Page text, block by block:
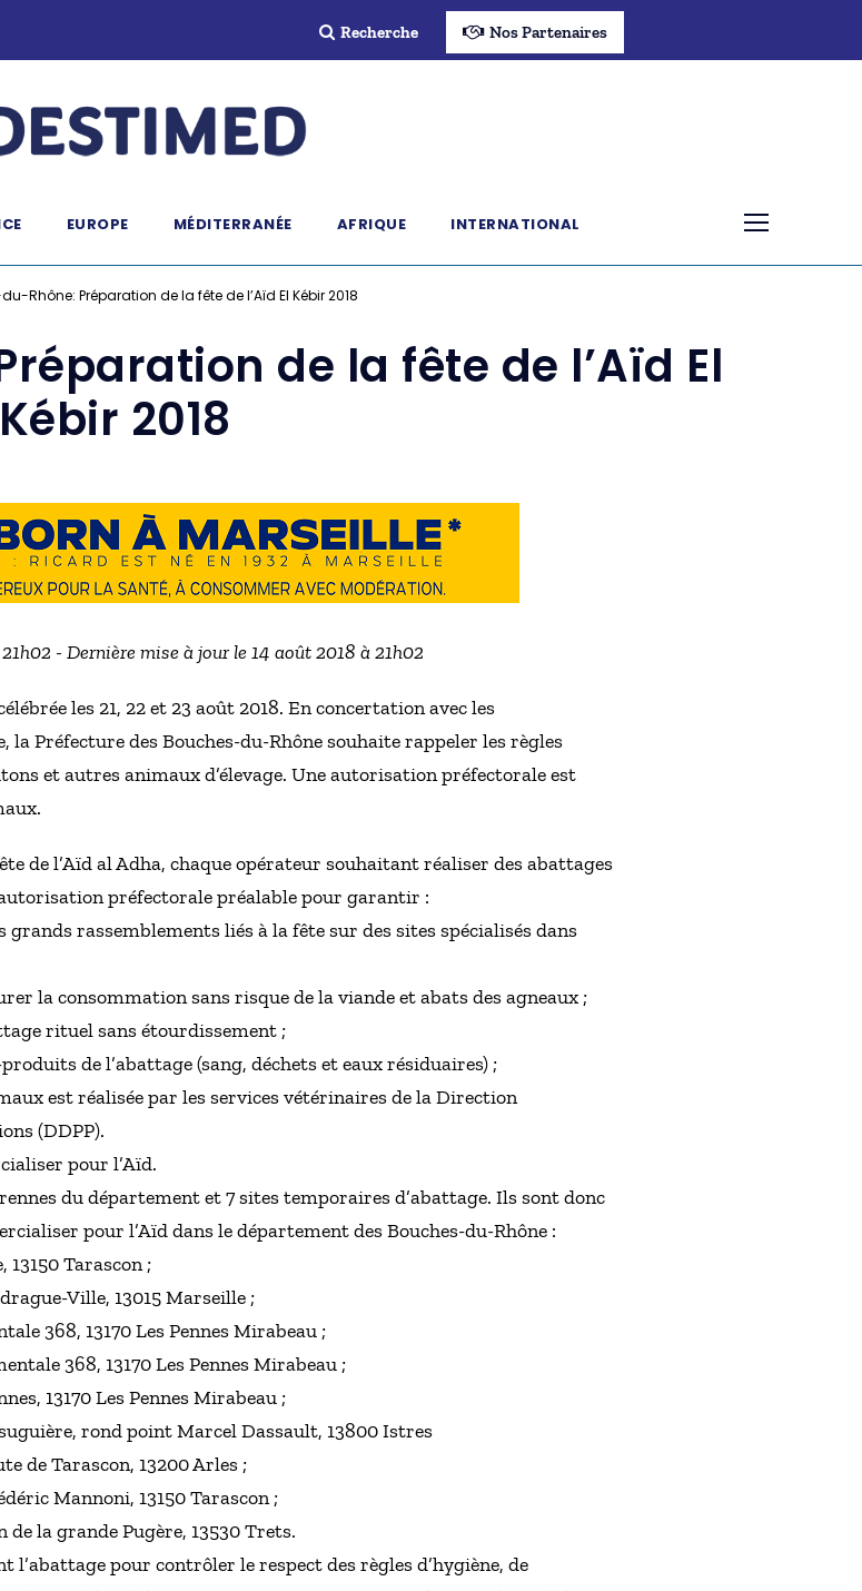
Recherche Nos Partenaires
EUROPE MÉDITERRANÉE AFRIQUE INTERNATIONAL
Rhône: Préparation de la fête de l’Aïd El Kébir 2018
de la fête de l’Aïd El
Kébir 2018
- Dernière mise à jour le 14 août 2018 à 21h02
les 21, 22 et 23 août 2018. En concertation avec les
Préfecture des Bouches-du-Rhône souhaite rappeler les règles
et autres animaux d’élevage. Une autorisation préfectorale est
de l’Aïd al Adha, chaque opérateur souhaitant réaliser des abattages
préfectorale préalable pour garantir :
grands rassemblements liés à la fête sur des sites spécialisés dans
la consommation sans risque de la viande et abats des agneaux ;
rituel sans étourdissement ;
de l’abattage (sang, déchets et eaux résiduaires) ;
est réalisée par les services vétérinaires de la Direction
(DDPP).
pour l’Aïd.
du département et 7 sites temporaires d’abattage. Ils sont donc
pour l’Aïd dans le département des Bouches-du-Rhône :
Tarascon ;
Ville, 13015 Marseille ;
368, 13170 Les Pennes Mirabeau ;
368, 13170 Les Pennes Mirabeau ;
13170 Les Pennes Mirabeau ;
rond point Marcel Dassault, 13800 Istres
de Tarascon, 13200 Arles ;
Mannoni, 13150 Tarascon ;
la grande Pugère, 13530 Trets.
l’abattage pour contrôler le respect des règles d’hygiène, de